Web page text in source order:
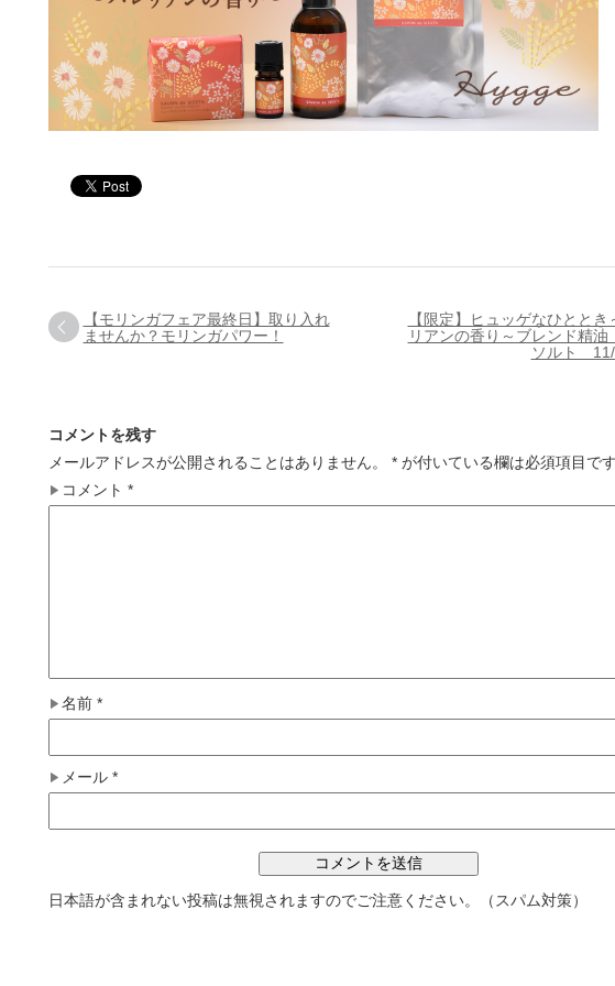
【モリンガフェア最終日】取り入れ
ませんか？モリンガパワー！
【限定】ヒュッゲなひととき
リアンの香り～ブレンド精油
ソルト 11/
コメントを残す
メールアドレスが公開されることはありません。
*が付いている欄は必須項目です
コメント *
名前 *
メール *
日本語が含まれない投稿は無視されますのでご注意ください。（スパム対策）